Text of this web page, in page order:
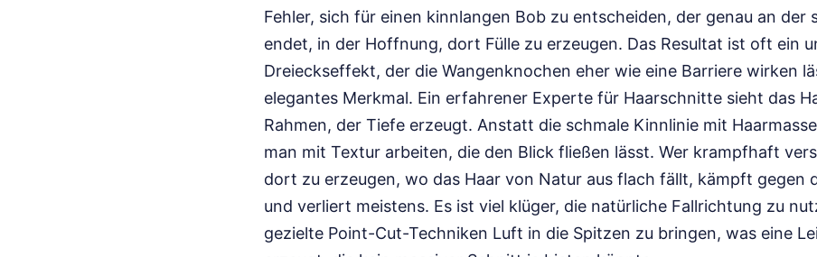
Fehler, sich für einen kinnlangen Bob zu entscheiden, der genau an der
endet, in der Hoffnung, dort Fülle zu erzeugen. Das Resultat ist oft ein
Dreieckseffekt, der die Wangenknochen eher wie eine Barriere wirken
elegantes Merkmal. Ein erfahrener Experte für Haarschnitte sieht das
Rahmen, der Tiefe erzeugt. Anstatt die schmale Kinnlinie mit
man mit Textur arbeiten, die den Blick fließen lässt. Wer krampfhaft
dort zu erzeugen, wo das Haar von Natur aus flach fällt, kämpft gegen
und verliert meistens. Es ist viel klüger, die natürliche Fallrichtung zu
gezielte Point-Cut-Techniken Luft in die Spitzen zu bringen, was eine